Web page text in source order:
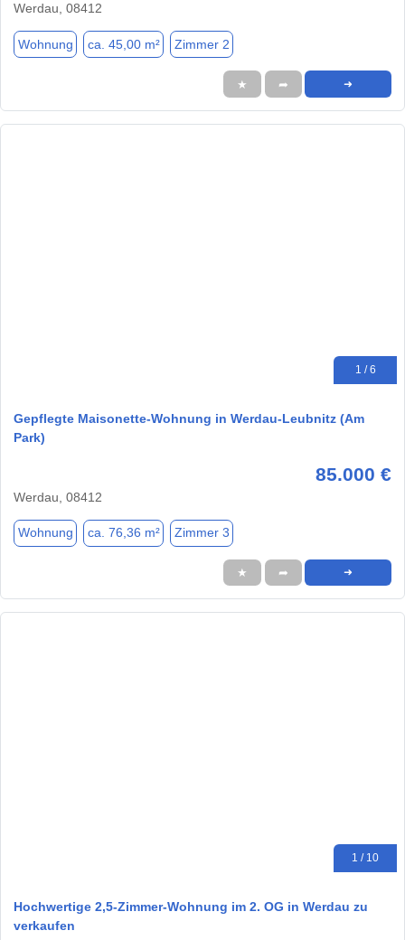
Werdau, 08412
Wohnung ca. 45,00 m² Zimmer 2
★ ➦ ➜
1 / 6
Gepflegte Maisonette-Wohnung in Werdau-Leubnitz (Am
Park)
85.000 €
Werdau, 08412
Wohnung ca. 76,36 m² Zimmer 3
★ ➦ ➜
1 / 10
Hochwertige 2,5-Zimmer-Wohnung im 2. OG in Werdau zu
verkaufen